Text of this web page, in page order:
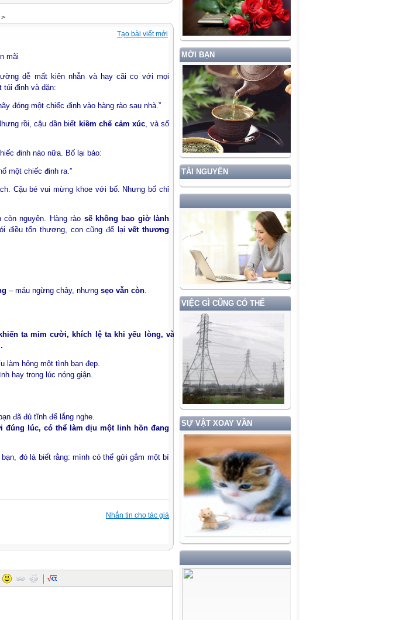
MỜI BẠN
TÀI NGUYÊN
VIỆC GÌ CŨNG CÓ THỂ
SỰ VẬT XOAY VẦN
>
Tạo bài viết mới
dễ mất kiên nhẫn và hay cãi cọ với mọi
túi đinh và dặn:
đóng một chiếc đinh vào hàng rào sau nhà.”
rồi, cậu dần biết kiềm chế cảm xúc, và số
đinh nào nữa. Bố lại bảo:
một chiếc đinh ra.”
Cậu bé vui mừng khoe với bố. Nhưng bố chỉ
còn nguyên. Hàng rào sẽ không bao giờ lành
điều tổn thương, con cũng để lạivết thương
– máu ngừng chảy, nhưng sẹo vẫn còn.
ta mỉm cười, khích lệ ta khi yếu lòng, và im
làm hỏng một tình bạn đẹp.
hay trong lúc nóng giận.
đã đủ tĩnh để lắng nghe.
đúng lúc, có thể làm dịu một linh hồn đang
đó là biết rằng: mình có thể gửi gắm một bí
Nhắn tin cho tác giả